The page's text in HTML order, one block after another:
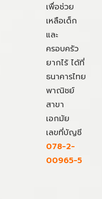
เพื่อช่วย
เหลือเด็ก
และ
ครอบครัว
ยากไร้ ได้ที่
ธนาคารไทย
พาณิชย์
สาขา
เอกมัย
เลขที่บัญชี
078-2-
00965-5